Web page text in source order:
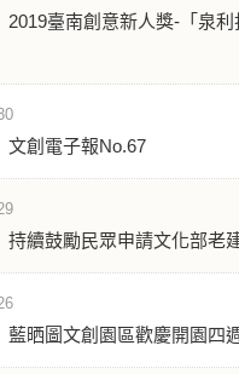
2019臺南創意新人獎-「泉
文創電子報No.67
持續鼓勵民眾申請文化部老
藍晒圖文創園區歡慶開園四